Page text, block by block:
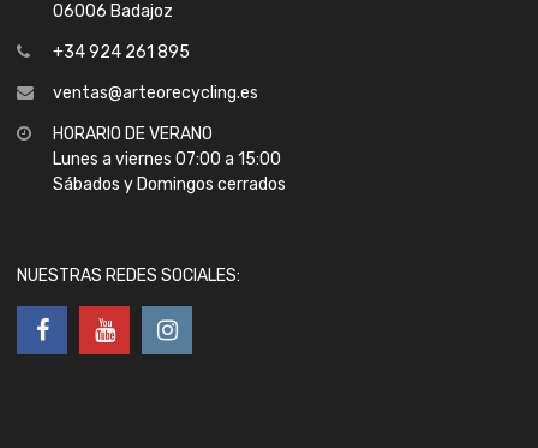
06006 Badajoz
+34 924 261 895
ventas@arteorecycling.es
HORARIO DE VERANO
Lunes a viernes 07:00 a 15:00
Sábados y Domingos cerrados
NUESTRAS REDES SOCIALES: